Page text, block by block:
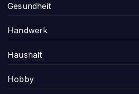
Gesundheit
Handwerk
Haushalt
Hobby